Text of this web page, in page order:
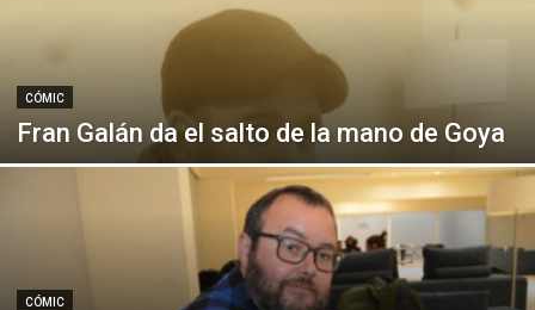
CÓMIC
Fran Galán da el salto de la mano de Goya
CÓMIC